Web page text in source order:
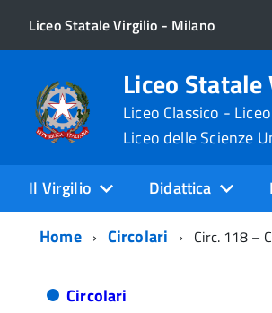
Liceo Statale Virgilio - Milano
Liceo
Liceo Classico -
Liceo delle Scienze
Il Virgilio Didattica
Home
Circolari Circ. 118 –
Circolari